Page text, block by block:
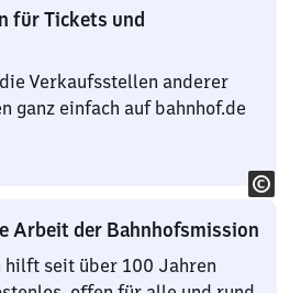
für Tickets und
Verkaufsstellen anderer
ganz einfach auf bahnhof.de
Arbeit der Bahnhofsmission
hilft seit über 100 Jahren